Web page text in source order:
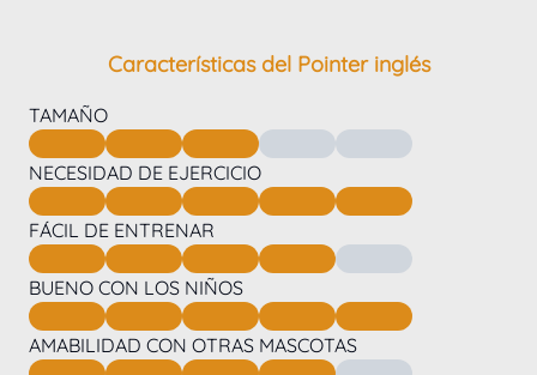
Características del Pointer inglés
TAMAÑO
NECESIDAD DE EJERCICIO
FÁCIL DE ENTRENAR
BUENO CON LOS NIÑOS
AMABILIDAD CON OTRAS MASCOTAS